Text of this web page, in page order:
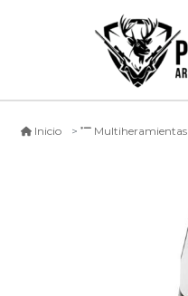
Inicio Multiheramientas